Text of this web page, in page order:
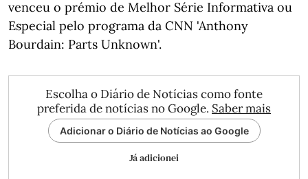
venceu o prémio de Melhor Série Informativa ou
Especial pelo programa da CNN 'Anthony
Bourdain: Parts Unknown'.
Escolha o Diário de Notícias como fonte
preferida de notícias no Google. Saber mais
Adicionar o Diário de Notícias ao Google
Já adicionei